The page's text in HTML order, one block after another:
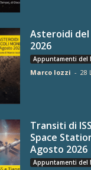
Asteroidi
2026
Appuntamenti del
Marco Iozzi - 28
Transiti di
Space
Agosto 2026
Appuntamenti del